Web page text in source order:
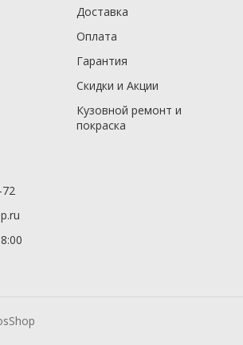
Доставка
Оплата
Гарантия
Скидки и Акции
Кузовной ремонт и
покраска